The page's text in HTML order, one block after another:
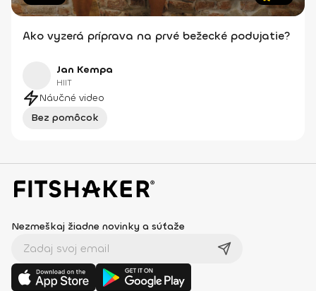
Ako vyzerá príprava na prvé bežecké podujatie?
Jan Kempa
HIIT
Náučné video
Bez pomôcok
Nezmeškaj žiadne novinky a súťaže